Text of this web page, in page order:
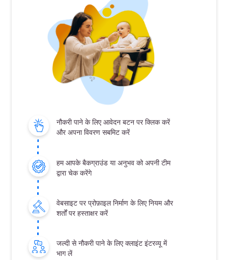
नौकरी पाने के लिए आवेदन बटन पर क्लिक करें
और अपना विवरण सबमिट करें
हम आपके बैकग्राउंड या अनुभव को अपनी टीम
द्वारा चेक करेंगे
वेबसाइट पर प्रोफ़ाइल निर्माण के लिए नियम और
शर्तों पर हस्ताक्षर करें
जल्दी से नौकरी पाने के लिए क्लाइंट इंटरव्यू में
भाग लें